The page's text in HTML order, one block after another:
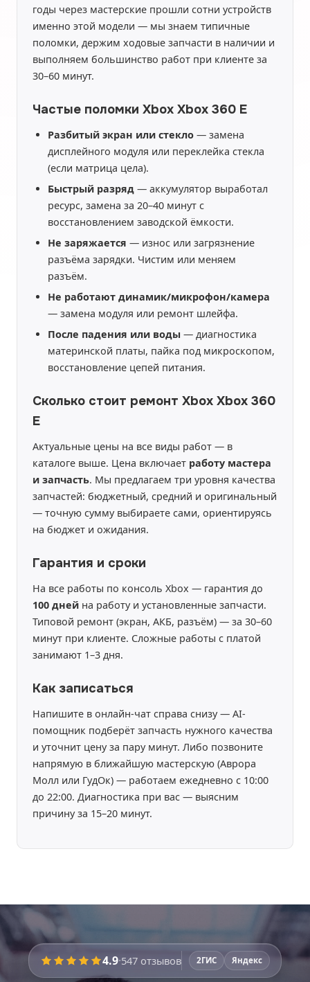
годы через мастерские прошли сотни устройств
именно этой модели — мы знаем типичные
поломки, держим ходовые запчасти в наличии и
выполняем большинство работ при клиенте за
30–60 минут.
Частые поломки Xbox Xbox 360 E
Разбитый экран или стекло — замена
дисплейного модуля или переклейка стекла
(если матрица цела).
Быстрый разряд — аккумулятор выработал
ресурс, замена за 20–40 минут с
восстановлением заводской ёмкости.
Не заряжается — износ или загрязнение
разъёма зарядки. Чистим или меняем
разъём.
Не работают динамик/микрофон/камера
— замена модуля или ремонт шлейфа.
После падения или воды — диагностика
материнской платы, пайка под микроскопом,
восстановление цепей питания.
Сколько стоит ремонт Xbox Xbox 360
E
Актуальные цены на все виды работ — в
каталоге выше. Цена включает работу мастера
и запчасть. Мы предлагаем три уровня качества
запчастей: бюджетный, средний и оригинальный
— точную сумму выбираете сами, ориентируясь
на бюджет и ожидания.
Гарантия и сроки
На все работы по консоль Xbox — гарантия до
100 дней на работу и установленные запчасти.
Типовой ремонт (экран, АКБ, разъём) — за 30–60
минут при клиенте. Сложные работы с платой
занимают 1–3 дня.
Как записаться
Напишите в онлайн-чат справа снизу — AI-
помощник подберёт запчасть нужного качества
и уточнит цену за пару минут. Либо позвоните
напрямую в ближайшую мастерскую (Аврора
Молл или ГудОк) — работаем ежедневно с 10:00
до 22:00. Диагностика при вас — выясним
причину за 15–20 минут.
Время работы:
Перед ремонтом мастерпокажет запчасти
4.9·547 отзывов 2ГИС Яндекс